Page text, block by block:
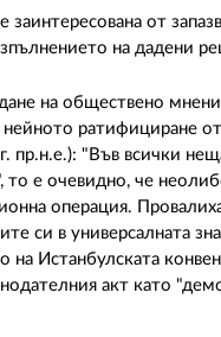
от
на дадени
на обществено
ратифициране
"Във всички
то е очевидно, че
операция.
си в универсалната
на Истанбулската
акт като